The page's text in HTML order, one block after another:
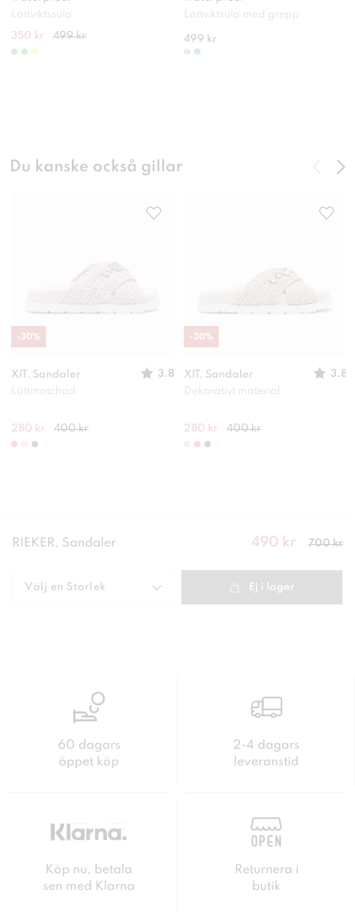
Lättviktssula
350 kr 499 kr
Lättviktsula med grepp
499 kr
Du kanske också gillar
XIT, Sandaler
3.8
Lättmatchad
280 kr 400 kr
-30%
XIT, Sandaler
3.8
Dekorativt material
280 kr 400 kr
-30%
RIEKER, Sandaler
Nuvarande
krTidigare
pris
490 kr 700 kr
Välj en Storlek Ej i lager
60 dagars
öppet köp
2-4 dagars
leveranstid
Köp nu, betala
sen med Klarna
Returnera i
butik